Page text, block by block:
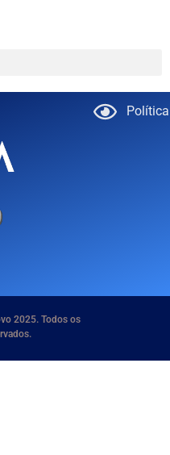
2025. Todos os